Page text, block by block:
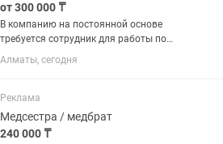
от 300 000 ₸
В компанию на постоянной основе
требуется сотрудник для работы по
уходу за садом. Обязанности -
выполнять все необходимые работы
опытом работы, без вредных...
Алматы, сегодня
Реклама
Медсестра / медбрат
240 000 ₸